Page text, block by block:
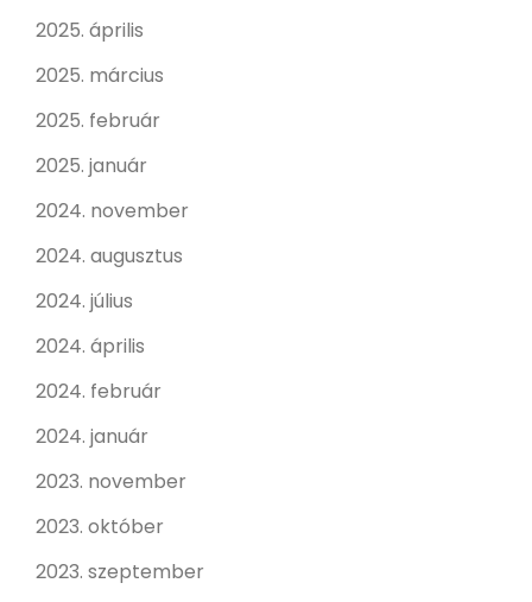
2025. április
2025. március
2025. február
2025. január
2024. november
2024. augusztus
2024. július
2024. április
2024. február
2024. január
2023. november
2023. október
2023. szeptember